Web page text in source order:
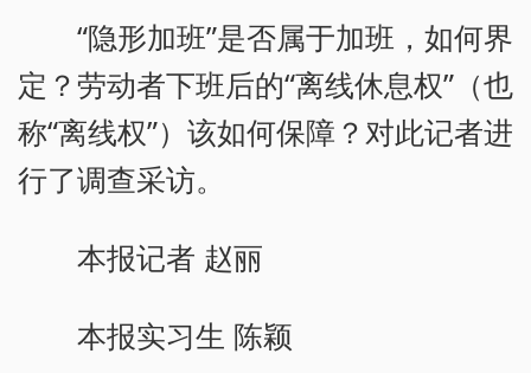
“隐形加班”是否属于加班，如何界
定？劳动者下班后的“离线休息权”（也
称“离线权”）该如何保障？对此记者进
行了调查采访。
本报记者 赵丽
本报实习生 陈颖